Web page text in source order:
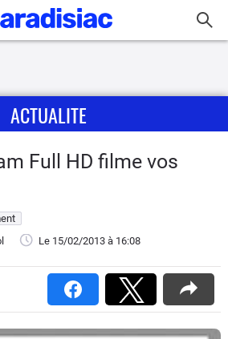
ACTUALITE
Full HD filme vos
Le 15/02/2013 à 16:08